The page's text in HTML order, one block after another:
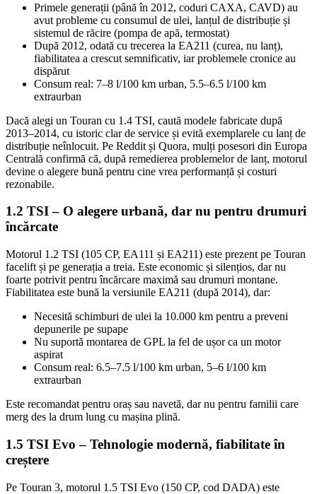
Primele generații (până în 2012, coduri CAXA, CAVD) au
avut probleme cu consumul de ulei, lanțul de distribuție și
sistemul de răcire (pompa de apă, termostat)
După 2012, odată cu trecerea la EA211 (curea, nu lanț),
fiabilitatea a crescut semnificativ, iar problemele cronice au
dispărut
Consum real: 7–8 l/100 km urban, 5.5–6.5 l/100 km
extraurban
Dacă alegi un Touran cu 1.4 TSI, caută modele fabricate după
2013–2014, cu istoric clar de service și evită exemplarele cu lanț de
distribuție neînlocuit. Pe Reddit și Quora, mulți posesori din Europa
Centrală confirmă că, după remedierea problemelor de lanț, motorul
devine o alegere bună pentru cine vrea performanță și costuri
rezonabile.
1.2 TSI – O alegere urbană, dar nu pentru drumuri
încărcate
Motorul 1.2 TSI (105 CP, EA111 și EA211) este prezent pe Touran
facelift și pe generația a treia. Este economic și silențios, dar nu
foarte potrivit pentru încărcare maximă sau drumuri montane.
Fiabilitatea este bună la versiunile EA211 (după 2014), dar:
Necesită schimburi de ulei la 10.000 km pentru a preveni
depunerile pe supape
Nu suportă montarea de GPL la fel de ușor ca un motor
aspirat
Consum real: 6.5–7.5 l/100 km urban, 5–6 l/100 km
extraurban
Este recomandat pentru oraș sau navetă, dar nu pentru familii care
merg des la drum lung cu mașina plină.
1.5 TSI Evo – Tehnologie modernă, fiabilitate în
creștere
Pe Touran 3, motorul 1.5 TSI Evo (150 CP, cod DADA) este